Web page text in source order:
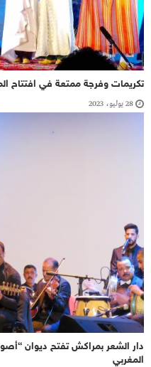
تكريمات وفرجة ممتعة في افتتاح المهرجان
28 يوليو، 2023
دار الشعر بمراكش تفتح ديوان
المغربي